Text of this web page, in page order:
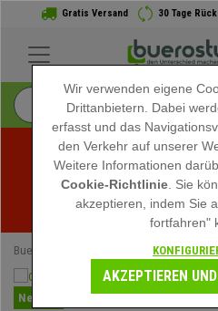
Gratis Versand 30 Tage
Sommerschlussverkauf bei
Rabatte für kurze
Buerostuhlpro
Neuheit
Wir verwenden eigene
Drittanbietern. Dabei
erfasst und das
den Verkehr auf unserer
Weitere Informationen
Cookie-Richtlinie . Sie
akzeptieren, indem Sie
fortfahren"
AKZEPTIEREN